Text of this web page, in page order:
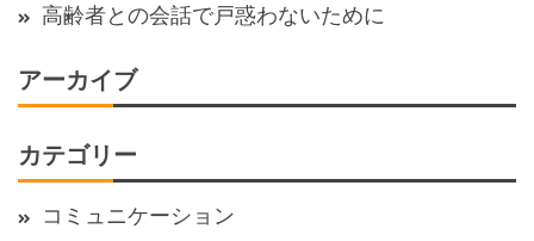
高齢者との会話で戸惑わないために
アーカイブ
カテゴリー
コミュニケーション